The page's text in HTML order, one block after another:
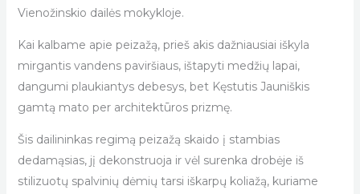
Vienožinskio dailės mokykloje.
Kai kalbame apie peizažą, prieš akis dažniausiai iškyla
mirgantis vandens paviršiaus, ištapyti medžių lapai,
dangumi plaukiantys debesys, bet Kęstutis Jauniškis
gamtą mato per architektūros prizmę.
Šis dailininkas regimą peizažą skaido į stambias
dedamąsias, jį dekonstruoja ir vėl surenka drobėje iš
stilizuotų spalvinių dėmių tarsi iškarpų koliažą, kuriame